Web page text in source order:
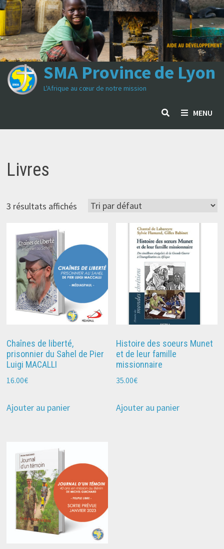
Passer
au
contenu
SMA Province de Lyon
L'Afrique au cœur de notre mission
MENU
Livres
3 résultats affichés
Chaînes de liberté,
prisonnier du Sahel de Pier
Luigi MACALLI
16.00€
Ajouter au panier
Histoire des soeurs Munet
et de leur famille
missionnaire
35.00€
Ajouter au panier